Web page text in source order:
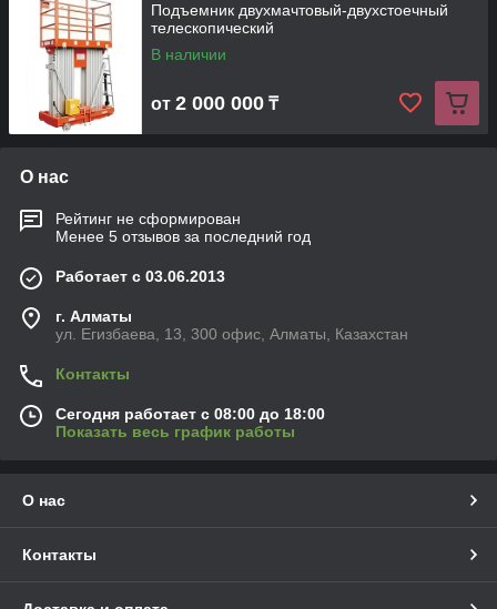
Подъемник двухмачтовый-двухстоечный
телескопический
В наличии
от 2 000 000 ₸
О нас
Рейтинг не сформирован
Менее 5 отзывов за последний год
Работает с 03.06.2013
г. Алматы
ул. Егизбаева, 13, 300 офис, Алматы, Казахстан
Контакты
Сегодня работает с 08:00 до 18:00
Показать весь график работы
О нас
Контакты